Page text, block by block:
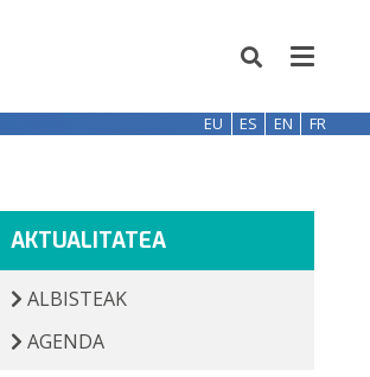
EU ES EN FR
AKTUALITATEA
ALBISTEAK
AGENDA